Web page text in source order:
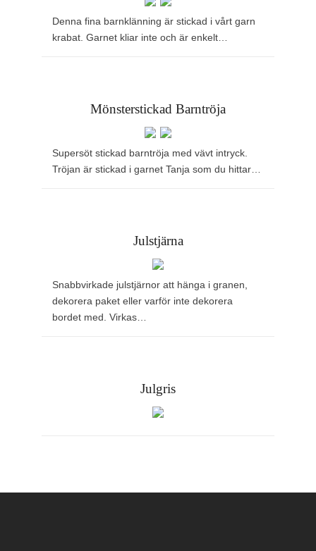
Denna fina barnklänning är stickad i vårt garn
krabat. Garnet kliar inte och är enkelt…
Mönsterstickad Barntröja
Supersöt stickad barntröja med vävt intryck.
Tröjan är stickad i garnet Tanja som du hittar…
Julstjärna
Snabbvirkade julstjärnor att hänga i granen,
dekorera paket eller varför inte dekorera
bordet med. Virkas…
Julgris